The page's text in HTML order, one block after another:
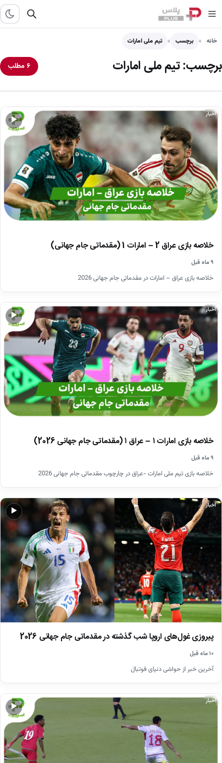
خانه برچسب تیم ملی امارات
برچسب:تیم ملی امارات ۶ مطلب
▶
اخبار
خلاصه بازی عراق 2 – امارات 1 (مقدماتی جام جهانی)
۹ ماه قبل
خلاصه بازی عراق – امارات در مقدماتی جام جهانی 2026
▶
اخبار
خلاصه بازی امارات ۱ – عراق ۱ (مقدماتی جام جهانی 2026)
۹ ماه قبل
خلاصه بازی تیم ملی امارات -عراق در چارچوب مقدماتی جام جهانی 2026
▶
اخبار
پیروزی غول‌های اروپا شب گذشته در مقدماتی جام جهانی 2026
۱۰ ماه قبل
آخرین خبر از حواشی دنیای فوتبال
▶
اخبار